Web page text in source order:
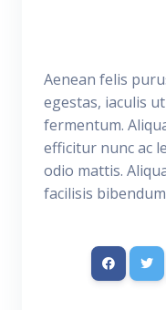
Aenean felis
egestas, iaculis
fermentum.
efficitur nunc ac
odio mattis.
facilisis